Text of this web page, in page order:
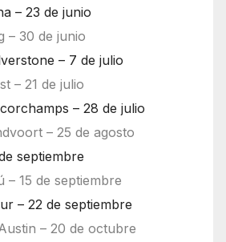
– 23 de junio
– 30 de junio
– 7 de julio
– 21 de julio
– 28 de julio
– 25 de agosto
septiembre
– 15 de septiembre
– 22 de septiembre
– 20 de octubre